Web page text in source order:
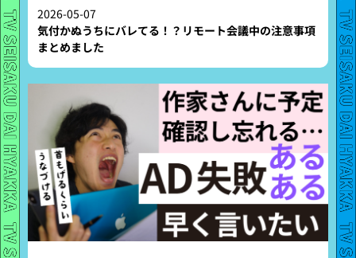
2026-05-07
気付かぬうちにバレてる！？リモート会議中の注意事項
まとめました